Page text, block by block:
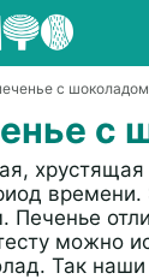
с шоколадом
с
времени.
можно
Так наши